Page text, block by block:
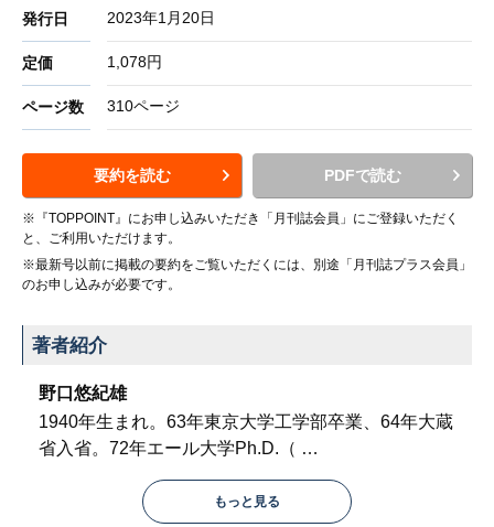
発行日 2023年1月20日
定価 1,078円
ページ数 310ページ
要約を読む PDFで読む
※『TOPPOINT』にお申し込みいただき「月刊誌会員」にご登録いただく
と、ご利用いただけます。
※最新号以前に掲載の要約をご覧いただくには、別途「月刊誌プラス会員」
のお申し込みが必要です。
著者紹介
野口悠紀雄
1940年生まれ。63年東京大学工学部卒業、64年大蔵
省入省。72年エール大学Ph.D.（ …
もっと見る